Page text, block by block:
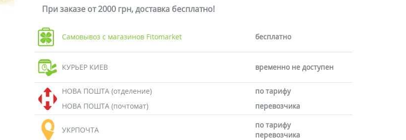
При заказе от 2000 грн, доставка бесплатно!
Самовывоз с магазинов Fitomarket бесплатно
КУРЬЕР КИЕВ временно не доступен
НОВА ПОШТА (отделение)
по тарифу
НОВА ПОШТА (почтомат)
перевозчика
УКРПОЧТА
по тарифу
перевозчика